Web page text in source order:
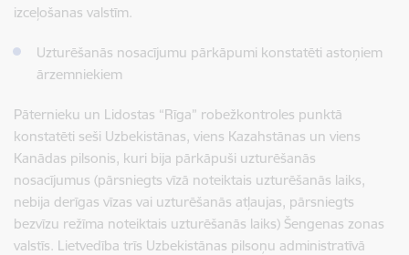
izceļošanas valstīm.
Uzturēšanās nosacījumu pārkāpumi konstatēti astoņiem
ārzemniekiem
Pāternieku un Lidostas “Rīga” robežkontroles punktā
konstatēti seši Uzbekistānas, viens Kazahstānas un viens
Kanādas pilsonis, kuri bija pārkāpuši uzturēšanās
nosacījumus (pārsniegts vīzā noteiktais uzturēšanās laiks,
nebija derīgas vīzas vai uzturēšanās atļaujas, pārsniegts
bezvīzu režīma noteiktais uzturēšanās laiks) Šengenas zonas
valstīs. Lietvedība trīs Uzbekistānas pilsoņu administratīvā